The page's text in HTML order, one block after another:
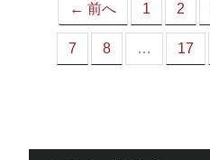
← 前へ 1 2
7 8 … 17